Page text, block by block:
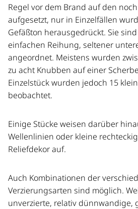
Regel vor dem Brand auf den
aufgesetzt, nur in Einzelfällen
Gefäßton herausgedrückt. Sie
einfachen Reihung, seltener
angeordnet. Meistens wurden
zu acht Knubben auf einer
Einzelstück wurden jedoch 15
beobachtet.
Einige Stücke weisen darüber
Wellenlinien oder kleine
Reliefdekor auf.
Auch Kombinationen der
Verzierungsarten sind möglich.
unverzierte, relativ dünnwandige,